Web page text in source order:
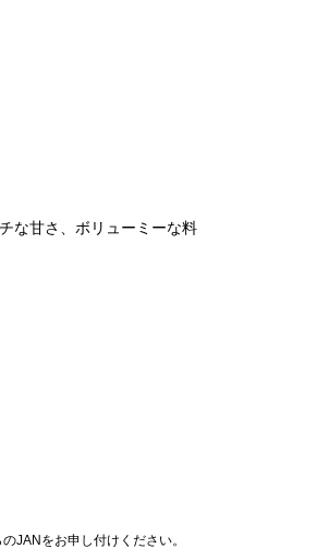
な甘さ、ボリューミーな料
JANをお申し付けください。